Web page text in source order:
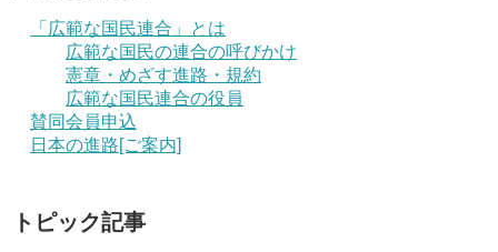
「広範な国民連合」とは
広範な国民の連合の呼びかけ
憲章・めざす進路・規約
広範な国民連合の役員
賛同会員申込
日本の進路[ご案内]
トピック記事